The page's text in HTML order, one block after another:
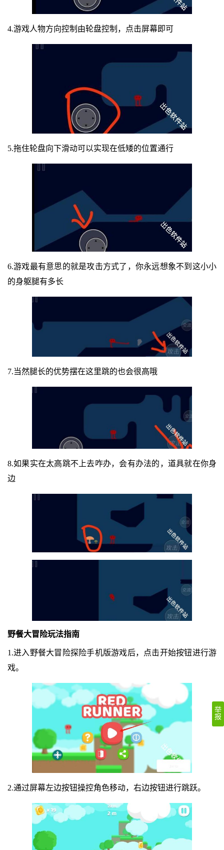
4.游戏人物方向控制由轮盘控制，点击屏幕即可
5.拖住轮盘向下滑动可以实现在低矮的位置通行
6.游戏最有意思的就是攻击方式了，你永远想象不到这小小
的身躯腿有多长
7.当然腿长的优势摆在这里跳的也会很高哦
8.如果实在太高跳不上去咋办，会有办法的，道具就在你身
边
野餐大冒险玩法指南
1.进入野餐大冒险探险手机版游戏后，点击开始按钮进行游
戏。
2.通过屏幕左边按钮操控角色移动，右边按钮进行跳跃。
举
报